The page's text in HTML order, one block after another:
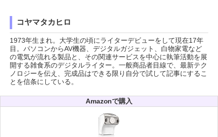
コヤマタカヒロ
1973年生まれ。大学生の頃にライターデビューをして現在17年
目。パソコンからAV機器、デジタルガジェット、白物家電など
の電気が流れる製品と、その関連サービスを中心に執筆活動を展
開する雑食系のデジタルライター。一般商品者目線で、最新テク
ノロジーを伝え、完成品はできる限り自分で試して記事にするこ
とを信条にしている。
Amazonで購入